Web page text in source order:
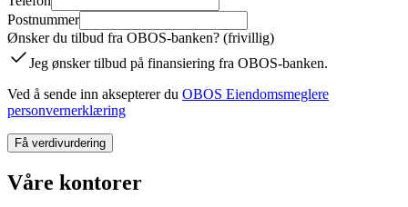
Postnummer
Ønsker du tilbud fra OBOS-banken? (frivillig)
Jeg ønsker tilbud på finansiering fra OBOS-banken.
Ved å sende inn aksepterer du OBOS Eiendomsmeglere
personvernerklæring
Få verdivurdering
Våre kontorer